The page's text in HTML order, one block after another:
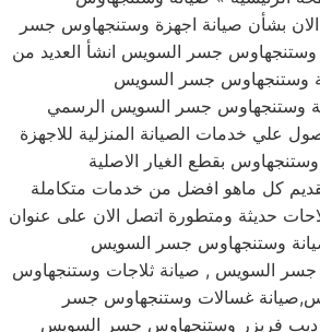
الان بشأن صيانة اجهزة وستنجهاوس جسر
وستنجهاوس جسر السويس انشأ العديد من
وستنجهاوس جسر السويس
وستنجهاوس جسر السويس الرسمي
علي خدمات الصيانة المنزلية للاجهزة
وستنجهاوس بقطع الغيار الاصلية
كل ماهو افضل من خدمات متكاملة
حديثة ومتطورة اتصل الان على عنوان
وستنجهاوس جسر السويس
السويس , صيانة ثلاجات وستنجهاوس
غسالات وستنجهاوس جسر
ديب فريزر وستنجهاوس جسر السويس